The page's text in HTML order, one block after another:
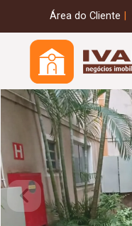
Área do Cliente